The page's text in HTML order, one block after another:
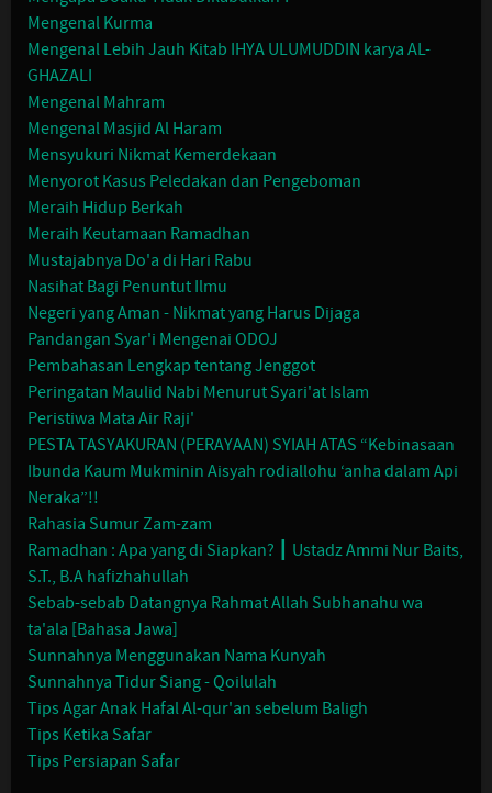
Mengenal Kurma
Mengenal Lebih Jauh Kitab IHYA ULUMUDDIN karya AL-
GHAZALI
Mengenal Mahram
Mengenal Masjid Al Haram
Mensyukuri Nikmat Kemerdekaan
Menyorot Kasus Peledakan dan Pengeboman
Meraih Hidup Berkah
Meraih Keutamaan Ramadhan
Mustajabnya Do'a di Hari Rabu
Nasihat Bagi Penuntut Ilmu
Negeri yang Aman - Nikmat yang Harus Dijaga
Pandangan Syar'i Mengenai ODOJ
Pembahasan Lengkap tentang Jenggot
Peringatan Maulid Nabi Menurut Syari'at Islam
Peristiwa Mata Air Raji'
PESTA TASYAKURAN (PERAYAAN) SYIAH ATAS “Kebinasaan
Ibunda Kaum Mukminin Aisyah rodiallohu ‘anha dalam Api
Neraka”!!
Rahasia Sumur Zam-zam
Ramadhan : Apa yang di Siapkan? ┃ Ustadz Ammi Nur Baits,
S.T., B.A hafizhahullah
Sebab-sebab Datangnya Rahmat Allah Subhanahu wa
ta'ala [Bahasa Jawa]
Sunnahnya Menggunakan Nama Kunyah
Sunnahnya Tidur Siang - Qoilulah
Tips Agar Anak Hafal Al-qur'an sebelum Baligh
Tips Ketika Safar
Tips Persiapan Safar